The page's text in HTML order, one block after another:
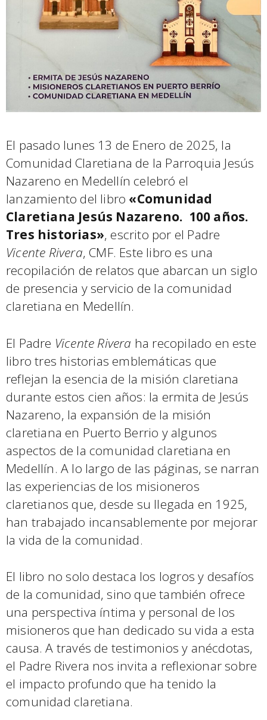
El pasado lunes 13 de Enero de 2025, la
Comunidad Claretiana de la Parroquia Jesús
Nazareno en Medellín celebró el
lanzamiento del libro «Comunidad
Claretiana Jesús Nazareno. 100 años.
Tres historias», escrito por el Padre
Vicente Rivera, CMF. Este libro es una
recopilación de relatos que abarcan un siglo
de presencia y servicio de la comunidad
claretiana en Medellín.
El Padre Vicente Rivera ha recopilado en este
libro tres historias emblemáticas que
reflejan la esencia de la misión claretiana
durante estos cien años: la ermita de Jesús
Nazareno, la expansión de la misión
claretiana en Puerto Berrio y algunos
aspectos de la comunidad claretiana en
Medellín. A lo largo de las páginas, se narran
las experiencias de los misioneros
claretianos que, desde su llegada en 1925,
han trabajado incansablemente por mejorar
la vida de la comunidad.
El libro no solo destaca los logros y desafíos
de la comunidad, sino que también ofrece
una perspectiva íntima y personal de los
misioneros que han dedicado su vida a esta
causa. A través de testimonios y anécdotas,
el Padre Rivera nos invita a reflexionar sobre
el impacto profundo que ha tenido la
comunidad claretiana.